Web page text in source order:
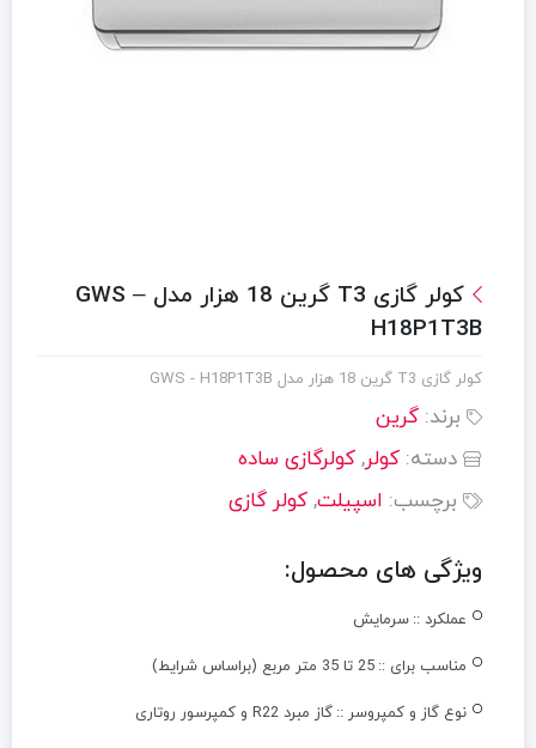
کولر گازی T3 گرین 18 هزار مدل GWS –
H18P1T3B
کولر گازی T3 گرین 18 هزار مدل GWS - H18P1T3B
برند: گرین
دسته: کولر, کولرگازی ساده
برچسب: اسپیلت, کولر گازی
ویژگی های محصول:
عملکرد :: سرمايش
مناسب برای :: 25 تا 35 متر مربع (براساس شرایط)
نوع گاز و کمپروسر :: گاز مبرد R22 و کمپرسور روتاری